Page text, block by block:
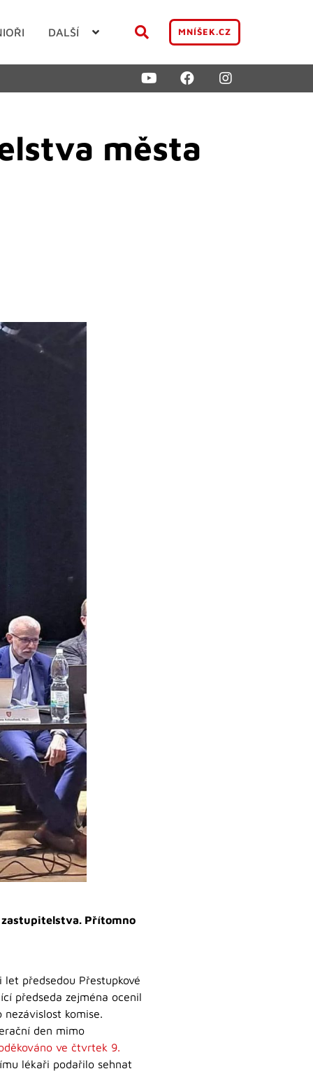
DALŠÍ MNÍŠEK.CZ
města
zastupitelstva. Přítomno
předsedou Přestupkové
předseda zejména ocenil
komise.
den mimo
ve čtvrtek 9.
lékaři podařilo sehnat